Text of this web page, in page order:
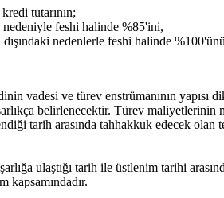
tutarının;
feshi halinde %85'ini,
nedenlerle feshi halinde
vadesi ve türev enstrümanının yapısı
belirlenecektir. Türev
tarih arasında tahhakkuk edecek olan
ulaştığı tarih ile üstlenim tarihi
kapsamındadır.